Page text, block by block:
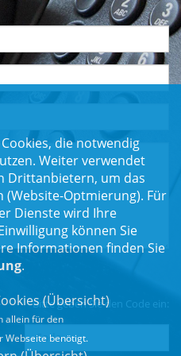
Bitte geben Sie den Code ein:
die notwendig
Weiter verwendet
Drittanbietern, um das
(Website-Optmierung). Für
Dienste wird Ihre
können Sie
Informationen finden Sie
.
(Übersicht)
allein für den
Webseite benötigt.